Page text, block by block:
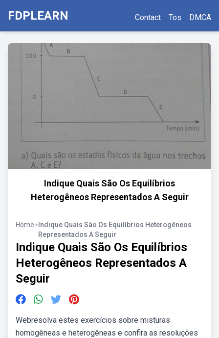
FDPLEARN Contact Tos DMCA
Indique Quais São Os Equilíbrios
Heterogêneos Representados A Seguir
Home> Indique Quais São Os Equilíbrios Heterogêneos
Representados A Seguir
Indique Quais São Os Equilíbrios
Heterogêneos Representados A
Seguir
Webresolva estes exercícios sobre misturas
homogêneas e heterogêneas e confira as resoluções